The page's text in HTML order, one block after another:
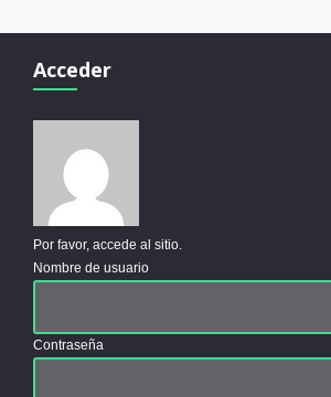
Acceder
Por favor, accede al sitio.
Nombre de usuario
Contraseña